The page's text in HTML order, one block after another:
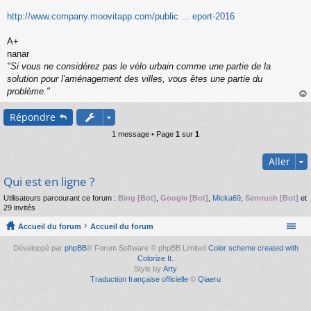
s
a
e
n
o
n
u
http://www.company.moovitapp.com/public ... eport-2016
A+
nanar
"Si vous ne considérez pas le vélo urbain comme une partie de la
solution pour l'aménagement des villes, vous êtes une partie du
problème."
au
Répondre
1 message • Page 1 sur 1
Aller
Qui est en ligne ?
Utilisateurs parcourant ce forum : Bing [Bot] Google [Bot] Micka69 Semrush [Bot] et
29 invités
Accueil du forum Accueil du forum
Développé par phpBB® Forum Software © phpBB Limited Color scheme created with
Colorize It
Style by Arty
Traduction française officielle © Qiaeru